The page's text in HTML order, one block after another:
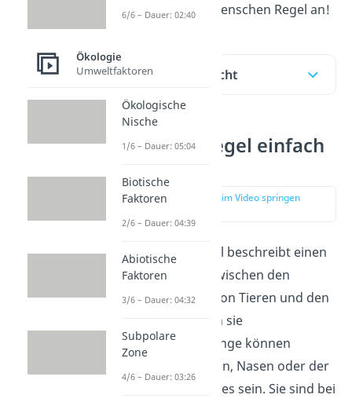
unserVideo zur Allenschen Regel an!
Inhaltsübersicht
Allensche Regel einfach
zur Stelle im Video springen
Die Allensche Regel beschreibt einen
Zusammenhang zwischen den
Körperanhängen von Tieren und den
Regionen, in denen sie
leben. Körperanhänge können
Extremitäten, Ohren, Nasen oder der
Schwanz eines Tieres sein. Sie sind bei
6/6 – Dauer: 02:40
Ökologie
Umweltfaktoren
Ökologische
Nische
1/6 – Dauer: 05:04
Biotische
Faktoren
2/6 – Dauer: 04:39
Abiotische
Faktoren
3/6 – Dauer: 04:32
Subpolare
Zone
4/6 – Dauer: 03:26